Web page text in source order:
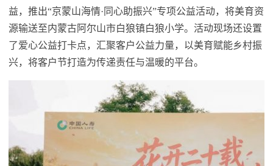
益，推出“京蒙山海情·同心助振兴”专项公益活动，将美育资
源输送至内蒙古阿尔山市白狼镇白狼小学。活动现场还设置
了爱心公益打卡点，汇聚客户公益力量，以美育赋能乡村振
兴，将客户节打造为传递责任与温暖的平台。